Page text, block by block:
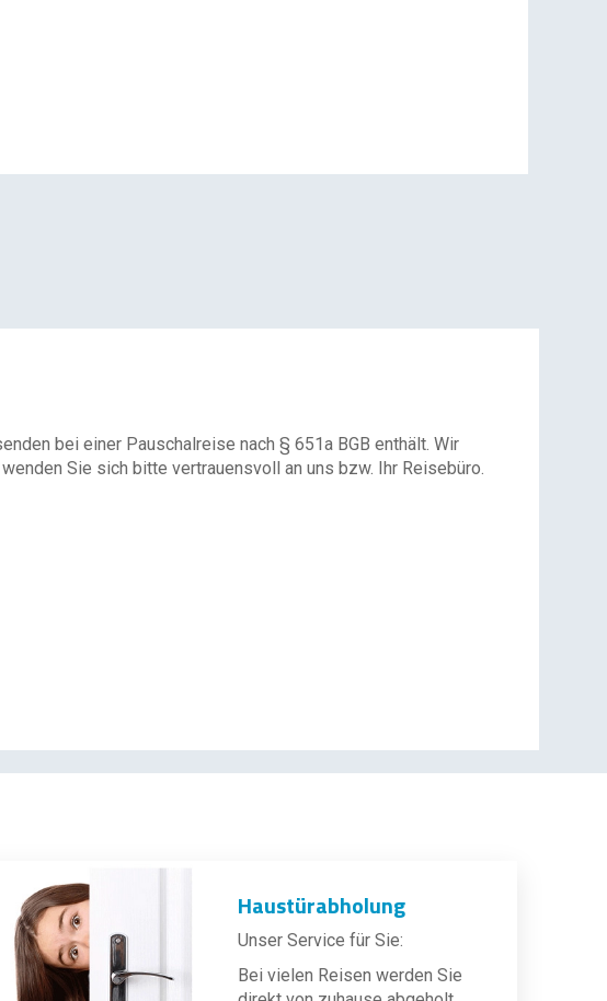
bei einer Pauschalreise nach § 651a BGB enthält. Wir
Sie sich bitte vertrauensvoll an uns bzw. Ihr Reisebüro.
Haustürabholung
Unser Service für Sie:
Bei vielen Reisen werden Sie